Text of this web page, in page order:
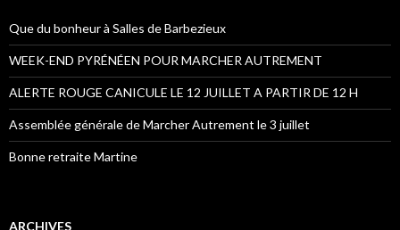
Que du bonheur à Salles de Barbezieux
WEEK-END PYRÉNÉEN POUR MARCHER AUTREMENT
ALERTE ROUGE CANICULE LE 12 JUILLET A PARTIR DE 12 H
Assemblée générale de Marcher Autrement le 3 juillet
Bonne retraite Martine
ARCHIVES